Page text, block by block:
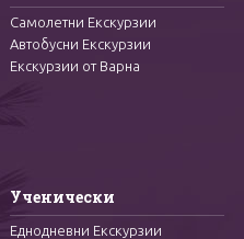
Самолетни Екскурзии
Автобусни Екскурзии
Екскурзии от Варна
Ученически
Еднодневни Екскурзии